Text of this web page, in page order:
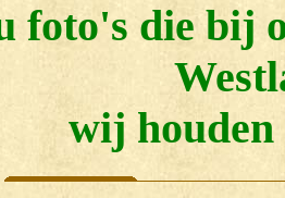
foto's die bij
wij houden